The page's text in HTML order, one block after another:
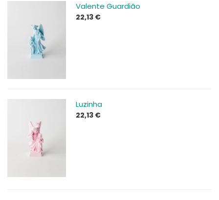
Valente Guardião
22,13 €
Luzinha
22,13 €